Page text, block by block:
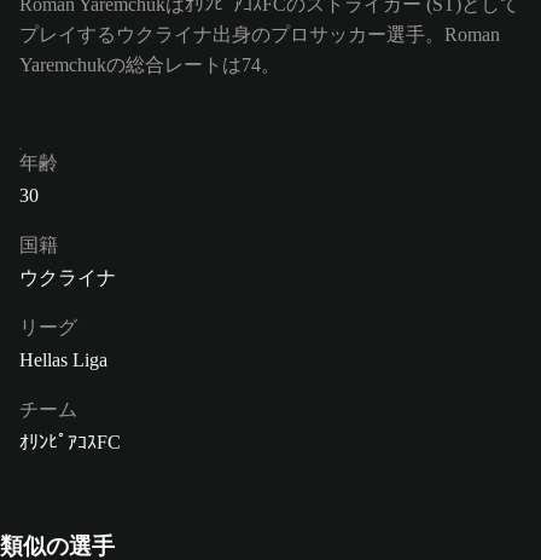
Roman YaremchukはｵﾘﾝﾋﾟｱｺｽFCのストライカー (ST)として
プレイするウクライナ出身のプロサッカー選手。Roman
Yaremchukの総合レートは74。
年齢
30
国籍
ウクライナ
リーグ
Hellas Liga
チーム
ｵﾘﾝﾋﾟｱｺｽFC
類似の選手